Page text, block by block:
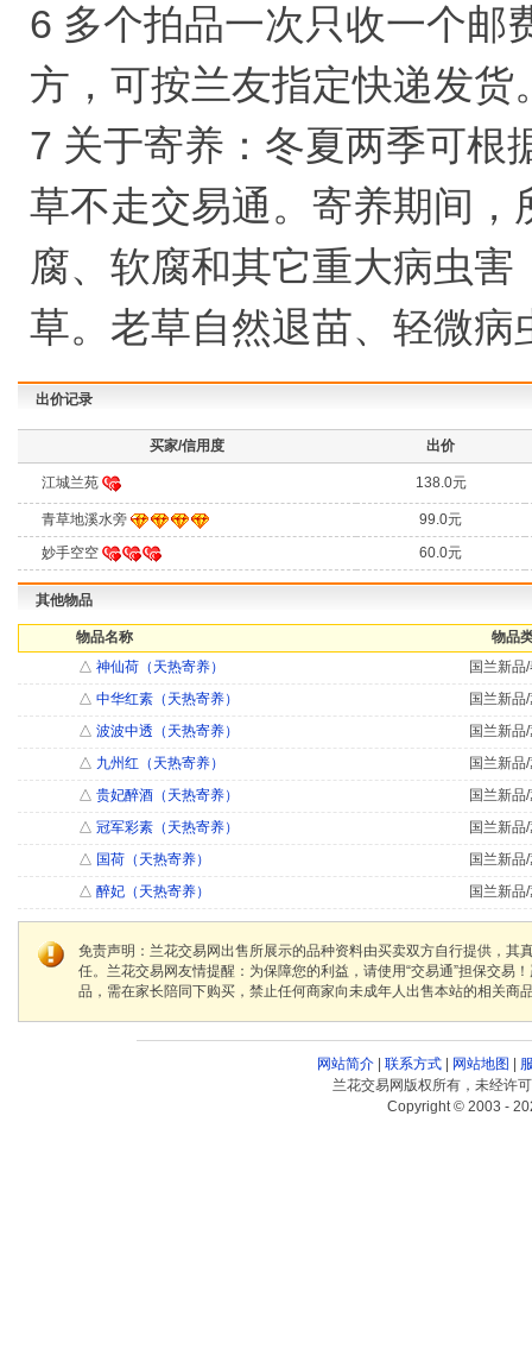
6 多个拍品一次只收一个邮
方，可按兰友指定快递发货
7 关于寄养：冬夏两季可根
草不走交易通。寄养期间
腐、软腐和其它重大病虫
草。老草自然退苗、轻微病
出价记录
买家/信用度 出价
江城兰苑 138.0元
青草地溪水旁
99.0元
妙手空空
60.0元
其他物品
物品名称
物品
△ 神仙荷（天热寄养）
国兰新品
△ 中华红素（天热寄养）
国兰新品
△ 波波中透（天热寄养）
国兰新品
△ 九州红（天热寄养）
国兰新品
△ 贵妃醉酒（天热寄养）
国兰新品
△ 冠军彩素（天热寄养）
国兰新品
△ 国荷（天热寄养）
国兰新品
△ 醉妃（天热寄养） 国兰新品
免责声明：兰花交易网出售所展示的品种资料由买卖双方自行提供，
任。兰花交易网友情提醒：为保障您的利益，请使用“交易通”担保交
品，需在家长陪同下购买，禁止任何商家向未成年人出售本站的相关商
网站简介| 联系方式| 网站地图
兰花交易网版权所有，未经许
Copyright © 2003 -